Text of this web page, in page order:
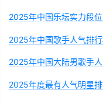
2025年中国乐坛实力段
2025年中国歌手人气排
2025年中国大陆男歌手
2025年度最有人气明星